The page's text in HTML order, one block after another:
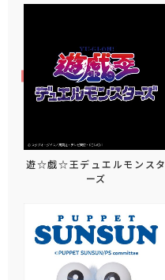
遊☆戯☆王デュエルモンスタ
ーズ